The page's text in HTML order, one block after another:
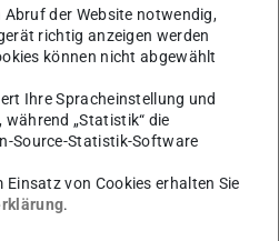
zur Vorlesung sowie
Sie auf der E-Learning-
Maschinenelemente“.
Abruf der Website notwendig,
richtig anzeigen werden
können nicht abgewählt
Ihre Spracheinstellung und
„Statistik“ die
Source-Statistik-Software
von Cookies erhalten Sie
.